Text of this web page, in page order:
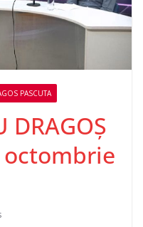
PASCUTA
DRAGOȘ
octombrie